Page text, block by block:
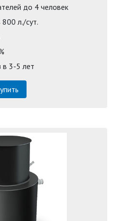
до 4 человек
л./сут.
в 3-5 лет